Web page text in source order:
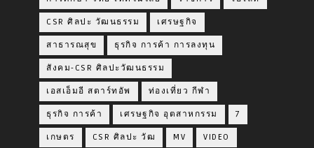
CSR ศิลปะ วัฒนธรรม เศรษฐกิจ
สาธารณสุข ธุรกิจ การค้า การลงทุน
สังคม-CSR ศิลปะวัฒนธรรม
เอสเอ็มอี สตาร์ทอัพ ท่องเที่ยว กีฬา
ธุรกิจ การค้า เศรษฐกิจ อุตสาหกรรม 7
เกษตร CSR ศิลปะ วัฒ MV VIDEO